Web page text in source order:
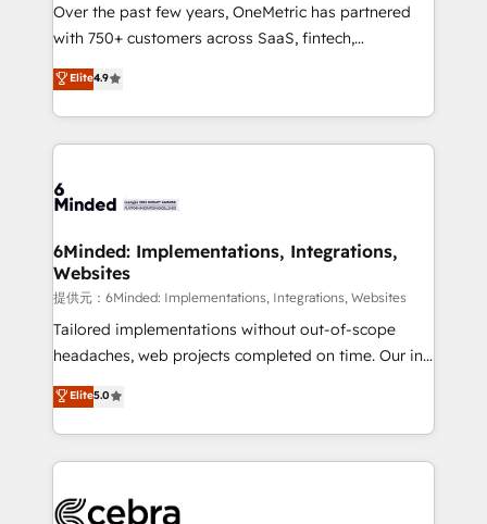
Award: Best Integration • 150+ successful HubSpot
projects • Clients in 30+ industries • Proprietary
technology for integrations • Multilingual team:
English, Spanish, Portuguese & Italian 👉 Grow
smarter with AI and HubSpot.
Over the past few years, OneMetric has partnered
with 750+ customers across SaaS, fintech,
healthcare, real estate, and other industries. With
150+ HubSpot-certified experts, we deliver scalable
solutions to complex GTM and RevOps challenges.
Our Expertise 🔹 Onboarding & Implementation:
tailored to your GTM motion. 🔹 Migrations:
from other CRMs to HubSpot without data loss or
downtime. 🔹 RevOps Strategy: Align teams,
processes, and data to drive revenue efficiency. 🔹
Integrations: Connect HubSpot with your tech stack
for better adoption. 🔹 Custom Solutions: Build
SOC 2 Type II and ISO 27001 certified, reinforcing
our commitment to data security and compliance. At
Elite4.9
6Minded: Implementations, Integrations,
Websites
提供元：6Minded: Implementations, Integrations, Websites
Tailored implementations without out-of-scope
headaches, web projects completed on time. Our in-
house team of certified CRM architects, experts,
developers, designers, and marketers handles all
aspects of your HubSpot. ✨ 400+ global clients ✨
100+ seamless migrations from 15+ different CRMs
implementations, and 5,000+ pages ✨ CS: Clients
Elite5.0